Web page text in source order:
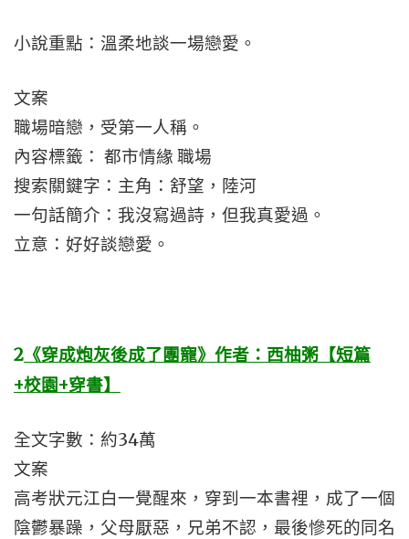
小說重點：溫柔地談一場戀愛。
文案
職場暗戀，受第一人稱。
內容標籤： 都市情緣 職場
搜索關鍵字：主角：舒望，陸河
一句話簡介：我沒寫過詩，但我真愛過。
立意：好好談戀愛。
2 《穿成炮灰後成了團寵》作者：西柚粥【短篇
+校園+穿書】
全文字數：約34萬
文案
高考狀元江白一覺醒來，穿到一本書裡，成了一個
陰鬱暴躁，父母厭惡，兄弟不認，最後慘死的同名